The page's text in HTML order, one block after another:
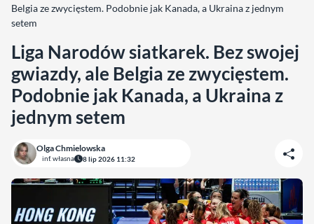
Belgia ze zwycięstem. Podobnie jak Kanada, a Ukraina z jednym
setem
Liga Narodów siatkarek. Bez swojej
gwiazdy, ale Belgia ze zwycięstem.
Podobnie jak Kanada, a Ukraina z
jednym setem
Olga Chmielowska
inf. własna 8 lip 2026 11:32